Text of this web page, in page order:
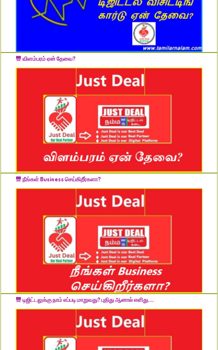
விளம்பரம் ஏன் தேவை?
நீங்கள் Business செய்கிறீர்களா?
டிஜிட்டலுக்கு நாம் எப்படி மாறுவது? புதிது ஆனால் எளிது....